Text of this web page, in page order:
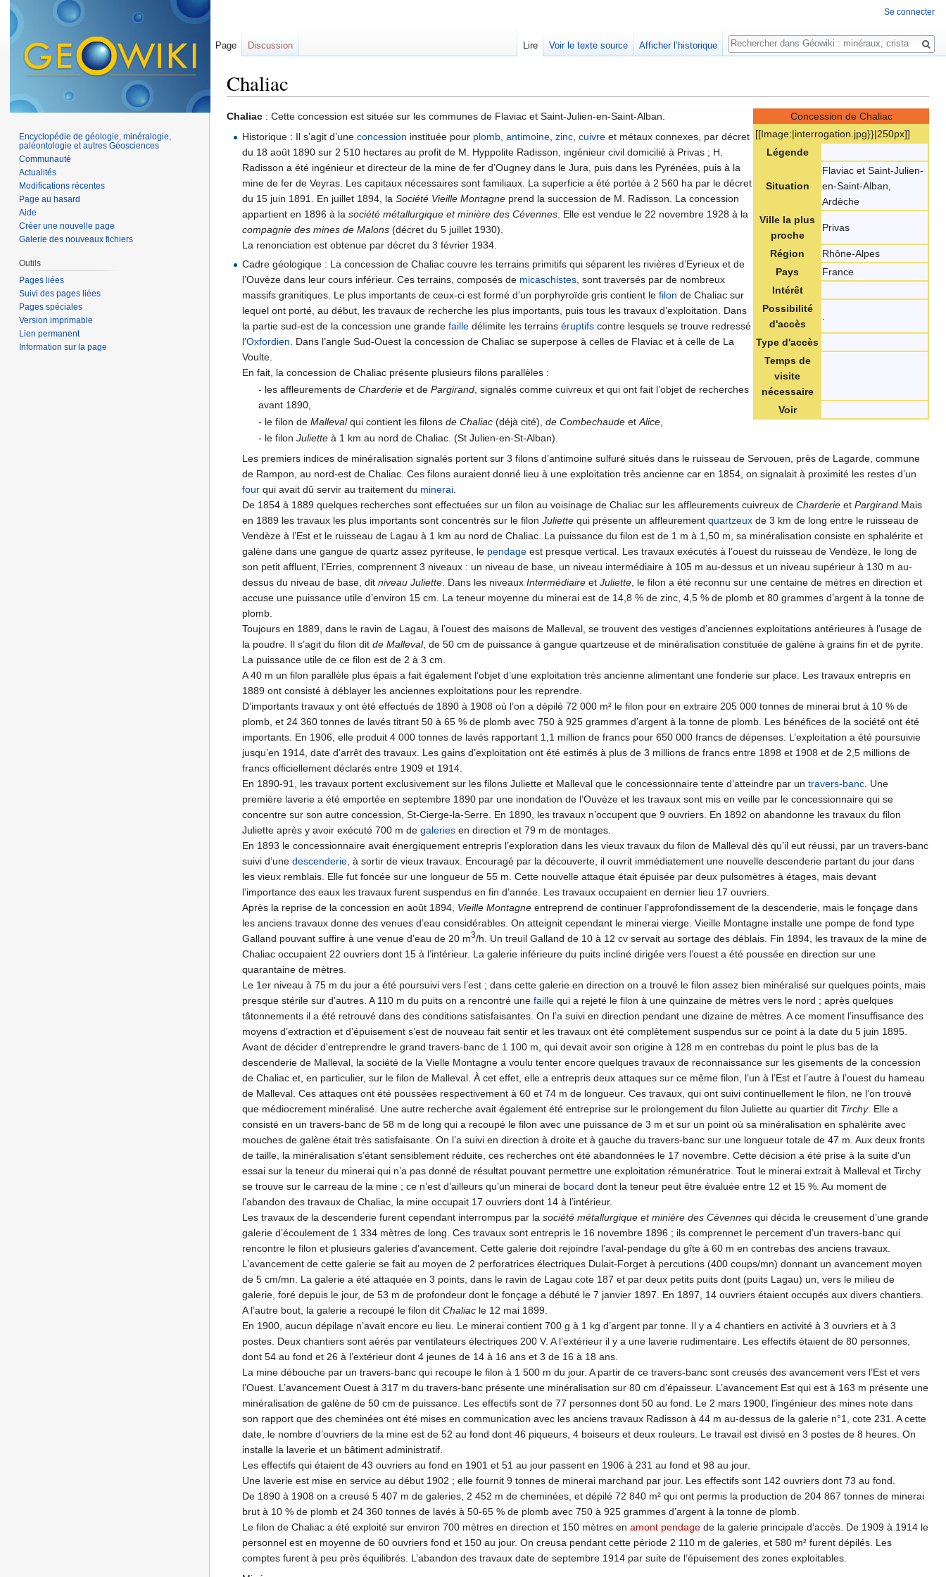
Chaliac
Concession de Chaliac
[[Image:‎|interrogation.jpg}}|250px]]
Légende
Situation
Flaviac et Saint-Julien-
en-Saint-Alban,
Ardèche
Ville la plus
proche
Privas
Région
Rhône-Alpes
Pays
France
Intérêt
Possibilité
d'accès
.
Type d'accès
Temps de
visite
nécessaire
Voir
Chaliac : Cette concession est située sur les communes de Flaviac et Saint-Julien-en-Saint-Alban.
Historique : Il s’agit d’uneconcession instituée pour plomb,antimoine,zinc,cuivre et métaux connexes, par décret
du 18 août 1890 sur 2 510 hectares au profit de M. Hyppolite Radisson, ingénieur civil domicilié à Privas ; H.
Radisson a été ingénieur et directeur de la mine de fer d’Ougney dans le Jura, puis dans les Pyrénées, puis à la
mine de fer de Veyras. Les capitaux nécessaires sont familiaux. La superficie a été portée à 2 560 ha par le décret
du 15 juin 1891. En juillet 1894, laSociété Vieille Montagne prend la succession de M. Radisson. La concession
appartient en 1896 à lasociété métallurgique et minière des Cévennes. Elle est vendue le 22 novembre 1928 à la
compagnie des mines de Malons (décret du 5 juillet 1930).
La renonciation est obtenue par décret du 3 février 1934.
Cadre géologique : La concession de Chaliac couvre les terrains primitifs qui séparent les rivières d’Eyrieux et de
l’Ouvèze dans leur cours inférieur. Ces terrains, composés de micaschistes , sont traversés par de nombreux
massifs granitiques. Le plus importants de ceux-ci est formé d’un porphyroïde gris contient lefilon de Chaliac sur
lequel ont porté, au début, les travaux de recherche les plus importants, puis tous les travaux d’exploitation. Dans
la partie sud-est de la concession une grandefaille délimite les terrainséruptifs contre lesquels se trouve redressé
l’Oxfordien . Dans l’angle Sud-Ouest la concession de Chaliac se superpose à celles de Flaviac et à celle de La
Voulte.
En fait, la concession de Chaliac présente plusieurs filons parallèles :
- les affleurements de Charderieet de Pargirand, signalés comme cuivreux et qui ont fait l’objet de recherches
avant 1890,
- le filon de Mallevalqui contient les filons de Chaliac(déjà cité), de Combechaudeet Alice,
- le filon Julietteà 1 km au nord de Chaliac. (St Julien-en-St-Alban).
Les premiers indices de minéralisation signalés portent sur 3 filons d’antimoine sulfuré situés dans le ruisseau de Servouen, près de Lagarde, commune
de Rampon, au nord-est de Chaliac. Ces filons auraient donné lieu à une exploitation très ancienne car en 1854, on signalait à proximité les restes d’un
four qui avait dû servir au traitement du minerai.
De 1854 à 1889 quelques recherches sont effectuées sur un filon au voisinage de Chaliac sur les affleurements cuivreux deCharderie etPargirand.Mais
en 1889 les travaux les plus importants sont concentrés sur le filonJuliette qui présente un affleurementquartzeux de 3 km de long entre le ruisseau de
Vendèze à l’Est et le ruisseau de Lagau à 1 km au nord de Chaliac. La puissance du filon est de 1 m à 1,50 m, sa minéralisation consiste en sphalérite et
galène dans une gangue de quartz assez pyriteuse, le pendage est presque vertical. Les travaux exécutés à l’ouest du ruisseau de Vendèze, le long de
son petit affluent, l’Erries, comprennent 3 niveaux : un niveau de base, un niveau intermédiaire à 105 m au-dessus et un niveau supérieur à 130 m au-
dessus du niveau de base, ditniveau Juliette. Dans les niveauxIntermédiaire etJuliette, le filon a été reconnu sur une centaine de mètres en direction et
accuse une puissance utile d’environ 15 cm. La teneur moyenne du minerai est de 14,8 % de zinc, 4,5 % de plomb et 80 grammes d’argent à la tonne de
plomb.
Toujours en 1889, dans le ravin de Lagau, à l’ouest des maisons de Malleval, se trouvent des vestiges d’anciennes exploitations antérieures à l’usage de
la poudre. Il s’agit du filon ditde Malleval, de 50 cm de puissance à gangue quartzeuse et de minéralisation constituée de galène à grains fin et de pyrite.
La puissance utile de ce filon est de 2 à 3 cm.
A 40 m un filon parallèle plus épais a fait également l’objet d’une exploitation très ancienne alimentant une fonderie sur place. Les travaux entrepris en
1889 ont consisté à déblayer les anciennes exploitations pour les reprendre.
D’importants travaux y ont été effectués de 1890 à 1908 où l’on a dépilé 72 000 m² le filon pour en extraire 205 000 tonnes de minerai brut à 10 % de
plomb, et 24 360 tonnes de lavés titrant 50 à 65 % de plomb avec 750 à 925 grammes d’argent à la tonne de plomb. Les bénéfices de la société ont été
importants. En 1906, elle produit 4 000 tonnes de lavés rapportant 1,1 million de francs pour 650 000 francs de dépenses. L’exploitation a été poursuivie
jusqu’en 1914, date d’arrêt des travaux. Les gains d’exploitation ont été estimés à plus de 3 millions de francs entre 1898 et 1908 et de 2,5 millions de
francs officiellement déclarés entre 1909 et 1914.
En 1890-91, les travaux portent exclusivement sur les filons Juliette et Malleval que le concessionnaire tente d’atteindre par untravers-banc. Une
première laverie a été emportée en septembre 1890 par une inondation de l’Ouvèze et les travaux sont mis en veille par le concessionnaire qui se
concentre sur son autre concession, St-Cierge-la-Serre. En 1890, les travaux n’occupent que 9 ouvriers. En 1892 on abandonne les travaux du filon
Juliette après y avoir exécuté 700 m degaleries en direction et 79 m de montages.
En 1893 le concessionnaire avait énergiquement entrepris l’exploration dans les vieux travaux du filon de Malleval dès qu’il eut réussi, par un travers-banc
suivi d’unedescenderie, à sortir de vieux travaux. Encouragé par la découverte, il ouvrit immédiatement une nouvelle descenderie partant du jour dans
les vieux remblais. Elle fut foncée sur une longueur de 55 m. Cette nouvelle attaque était épuisée par deux pulsomètres à étages, mais devant
l’importance des eaux les travaux furent suspendus en fin d’année. Les travaux occupaient en dernier lieu 17 ouvriers.
Après la reprise de la concession en août 1894, Vieille Montagne entreprend de continuer l’approfondissement de la descenderie, mais le fonçage dans
les anciens travaux donne des venues d’eau considérables. On atteignit cependant le minerai vierge. Vieille Montagne installe une pompe de fond type
Galland pouvant suffire à une venue d’eau de 20 m3/h. Un treuil Galland de 10 à 12 cv servait au sortage des déblais. Fin 1894, les travaux de la mine de
Chaliac occupaient 22 ouvriers dont 15 à l’intérieur. La galerie inférieure du puits incliné dirigée vers l’ouest a été poussée en direction sur une
quarantaine de mètres.
Le 1er niveau à 75 m du jour a été poursuivi vers l’est ; dans cette galerie en direction on a trouvé le filon assez bien minéralisé sur quelques points, mais
presque stérile sur d’autres. A 110 m du puits on a rencontré unefaille qui a rejeté le filon à une quinzaine de mètres vers le nord ; après quelques
tâtonnements il a été retrouvé dans des conditions satisfaisantes. On l’a suivi en direction pendant une dizaine de mètres. A ce moment l’insuffisance des
moyens d’extraction et d’épuisement s’est de nouveau fait sentir et les travaux ont été complètement suspendus sur ce point à la date du 5 juin 1895.
Avant de décider d'entreprendre le grand travers-banc de 1 100 m, qui devait avoir son origine à 128 m en contrebas du point le plus bas de la
descenderie de Malleval, la société de la Vielle Montagne a voulu tenter encore quelques travaux de reconnaissance sur les gisements de la concession
de Chaliac et, en particulier, sur le filon de Malleval. À cet effet, elle a entrepris deux attaques sur ce même filon, l’un à l’Est et l’autre à l’ouest du hameau
de Malleval. Ces attaques ont été poussées respectivement à 60 et 74 m de longueur. Ces travaux, qui ont suivi continuellement le filon, ne l’on trouvé
que médiocrement minéralisé. Une autre recherche avait également été entreprise sur le prolongement du filon Juliette au quartier dit Tirchy. Elle a
consisté en un travers-banc de 58 m de long qui a recoupé le filon avec une puissance de 3 m et sur un point où sa minéralisation en sphalérite avec
mouches de galène était très satisfaisante. On l’a suivi en direction à droite et à gauche du travers-banc sur une longueur totale de 47 m. Aux deux fronts
de taille, la minéralisation s’étant sensiblement réduite, ces recherches ont été abandonnées le 17 novembre. Cette décision a été prise à la suite d’un
essai sur la teneur du minerai qui n’a pas donné de résultat pouvant permettre une exploitation rémunératrice. Tout le minerai extrait à Malleval et Tirchy
se trouve sur le carreau de la mine ; ce n’est d’ailleurs qu’un minerai de bocard dont la teneur peut être évaluée entre 12 et 15 %. Au moment de
l’abandon des travaux de Chaliac, la mine occupait 17 ouvriers dont 14 à l’intérieur.
Les travaux de la descenderie furent cependant interrompus par lasociété métallurgique et minière des Cévennes qui décida le creusement d’une grande
galerie d’écoulement de 1 334 mètres de long. Ces travaux sont entrepris le 16 novembre 1896 ; ils comprennet le percement d’un travers-banc qui
rencontre le filon et plusieurs galeries d’avancement. Cette galerie doit rejoindre l’aval-pendage du gîte à 60 m en contrebas des anciens travaux.
L’avancement de cette galerie se fait au moyen de 2 perforatrices électriques Dulait-Forget à percutions (400 coups/mn) donnant un avancement moyen
de 5 cm/mn. La galerie a été attaquée en 3 points, dans le ravin de Lagau cote 187 et par deux petits puits dont (puits Lagau) un, vers le milieu de
galerie, foré depuis le jour, de 53 m de profondeur dont le fonçage a débuté le 7 janvier 1897. En 1897, 14 ouvriers étaient occupés aux divers chantiers.
A l’autre bout, la galerie a recoupé le filon ditChaliac le 12 mai 1899.
En 1900, aucun dépilage n’avait encore eu lieu. Le minerai contient 700 g à 1 kg d’argent par tonne. Il y a 4 chantiers en activité à 3 ouvriers et à 3
postes. Deux chantiers sont aérés par ventilateurs électriques 200 V. A l’extérieur il y a une laverie rudimentaire. Les effectifs étaient de 80 personnes,
dont 54 au fond et 26 à l’extérieur dont 4 jeunes de 14 à 16 ans et 3 de 16 à 18 ans.
La mine débouche par un travers-banc qui recoupe le filon à 1 500 m du jour. A partir de ce travers-banc sont creusés des avancement vers l’Est et vers
l’Ouest. L’avancement Ouest à 317 m du travers-banc présente une minéralisation sur 80 cm d’épaisseur. L’avancement Est qui est à 163 m présente une
minéralisation de galène de 50 cm de puissance. Les effectifs sont de 77 personnes dont 50 au fond. Le 2 mars 1900, l’ingénieur des mines note dans
son rapport que des cheminées ont été mises en communication avec les anciens travaux Radisson à 44 m au-dessus de la galerie n°1, cote 231. A cette
date, le nombre d’ouvriers de la mine est de 52 au fond dont 46 piqueurs, 4 boiseurs et deux rouleurs. Le travail est divisé en 3 postes de 8 heures. On
installe la laverie et un bâtiment administratif.
Les effectifs qui étaient de 43 ouvriers au fond en 1901 et 51 au jour passent en 1906 à 231 au fond et 98 au jour.
Une laverie est mise en service au début 1902 ; elle fournit 9 tonnes de minerai marchand par jour. Les effectifs sont 142 ouvriers dont 73 au fond.
De 1890 à 1908 on a creusé 5 407 m de galeries, 2 452 m de cheminées, et dépilé 72 840 m² qui ont permis la production de 204 867 tonnes de minerai
brut à 10 % de plomb et 24 360 tonnes de lavés à 50-65 % de plomb avec 750 à 925 grammes d’argent à la tonne de plomb.
Le filon de Chaliac a été exploité sur environ 700 mètres en direction et 150 mètres enamont pendage de la galerie principale d’accès. De 1909 à 1914 le
personnel est en moyenne de 60 ouvriers fond et 150 au jour. On creusa pendant cette période 2 110 m de galeries, et 580 m² furent dépilés. Les
comptes furent à peu près équilibrés. L’abandon des travaux date de septembre 1914 par suite de l’épuisement des zones exploitables.
Se connecter
Page Discussion Lire Voir le texte source Afficher l’historique
Rechercher
Encyclopédie de géologie, minéralogie,
paléontologie et autres Géosciences
Communauté
Actualités
Modifications récentes
Page au hasard
Aide
Créer une nouvelle page
Galerie des nouveaux fichiers
Outils
Pages liées
Suivi des pages liées
Pages spéciales
Version imprimable
Lien permanent
Information sur la page